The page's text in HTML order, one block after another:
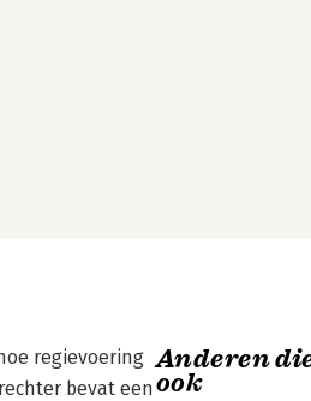
regievoering
bevat een
Anderen
ook